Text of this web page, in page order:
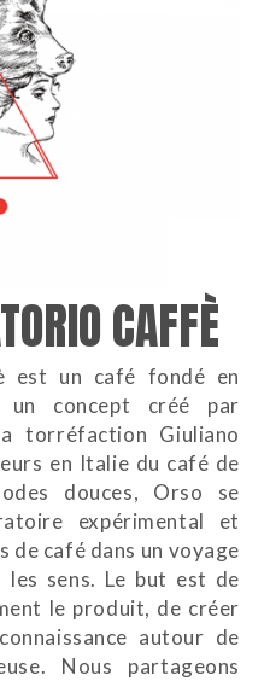
CAFFÈ
est un café fondé en
concept créé par
torréfaction Giuliano
en Italie du café de
douces, Orso se
expérimental et
de café dans un voyage
sens. Le but est de
le produit, de créer
autour de
Nous partageons